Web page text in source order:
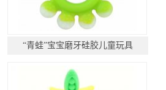
“青蛙”宝宝磨牙硅胶儿童玩具